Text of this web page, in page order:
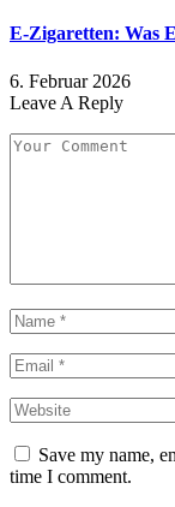
E-Zigaretten: Was
6. Februar 2026
Leave A Reply
Save my name,
time I comment.